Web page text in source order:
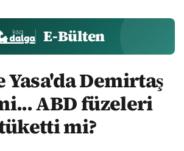
E-Bülten
Yasa'da Demirtaş
ABD füzeleri
mi?